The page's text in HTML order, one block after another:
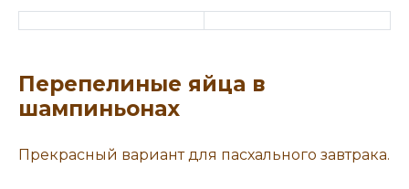
Перепелиные яйца в
шампиньонах
Прекрасный вариант для пасхального завтрака.